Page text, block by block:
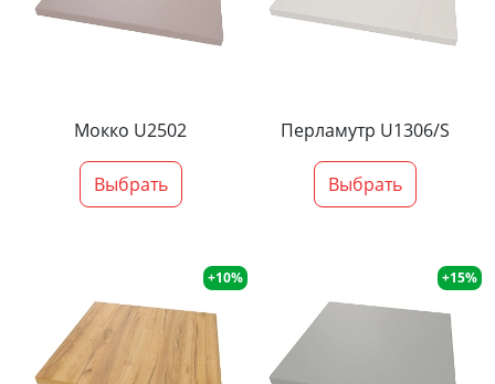
Мокко U2502
Выбрать
Перламутр U1306/S
Выбрать
+10% +15%